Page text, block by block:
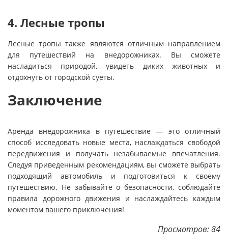
4. Лесные тропы
Лесные тропы также являются отличным направлением
для путешествий на внедорожниках. Вы сможете
насладиться природой, увидеть диких животных и
отдохнуть от городской суеты.
Заключение
Аренда внедорожника в путешествие — это отличный
способ исследовать новые места, наслаждаться свободой
передвижения и получать незабываемые впечатления.
Следуя приведенным рекомендациям, вы сможете выбрать
подходящий автомобиль и подготовиться к своему
путешествию. Не забывайте о безопасности, соблюдайте
правила дорожного движения и наслаждайтесь каждым
моментом вашего приключения!
Просмотров: 84